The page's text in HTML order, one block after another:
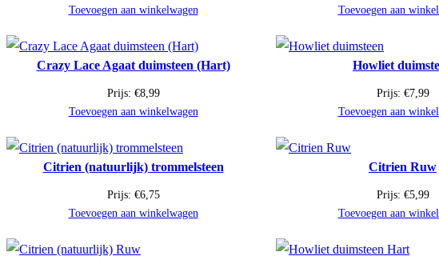
Toevoegen aan winkelwagen
Toevoegen aan
Crazy Lace Agaat duimsteen (Hart)
Prijs: €8,99
Toevoegen aan winkelwagen
Howliet
Prijs: €7,99
Toevoegen aan
Citrien (natuurlijk) trommelsteen
Prijs: €6,75
Toevoegen aan winkelwagen
Citrien Ruw
Prijs: €5,99
Toevoegen aan